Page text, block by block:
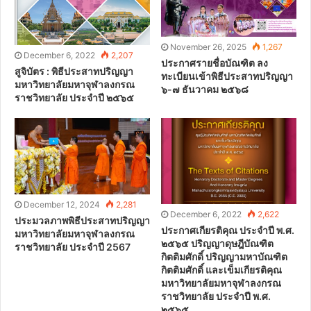
December 6, 2022 2,207
สูจิบัตร : พิธีประสาทปริญญา
มหาวิทยาลัยมหาจุฬาลงกรณ
ราชวิทยาลัย ประจำปี ๒๕๖๕
November 26, 2025 1,267
ประกาศรายชื่อบัณฑิต ลง
ทะเบียนเข้าพิธีประสาทปริญญา
๖-๗ ธันวาคม ๒๕๖๘
December 12, 2024 2,281
ประมวลภาพพิธีประสาทปริญญา
มหาวิทยาลัยมหาจุฬาลงกรณ
ราชวิทยาลัย ประจำปี 2567
December 6, 2022 2,622
ประกาศเกียรติคุณ ประจำปี พ.ศ.
๒๕๖๕ ปริญญาดุษฎีบัณฑิต
กิตติมศักดิ์ ปริญญามหาบัณฑิต
กิตติมศักดิ์ และเข็มเกียรติคุณ
มหาวิทยาลัยมหาจุฬาลงกรณ
ราชวิทยาลัย ประจำปี พ.ศ.